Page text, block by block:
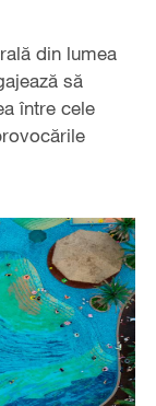
din lumea
să
între cele